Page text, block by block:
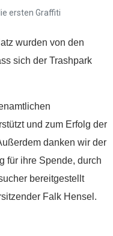
ersten Graffiti
wurden von den
sich der Trashpark
und zum Erfolg der
danken wir der
für ihre Spende, durch
bereitgestellt
Falk Hensel.
auf
eine